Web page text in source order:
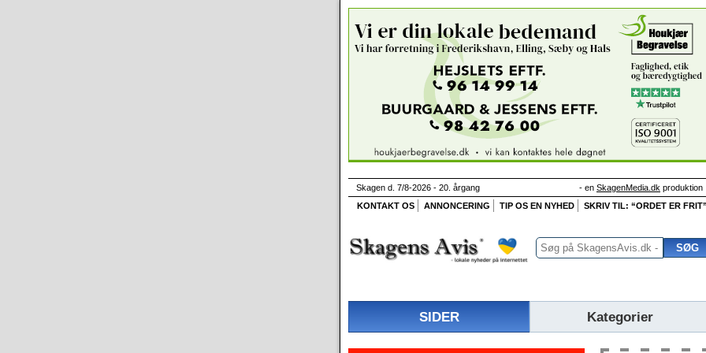
Skagen d. 7/8-2026 - 20. årgang - en SkagenMedia.dk produktion
KONTAKT OS
ANNONCERING TIP OS EN NYHED SKRIV TIL: “ORDET ER
SIDER Kategorier